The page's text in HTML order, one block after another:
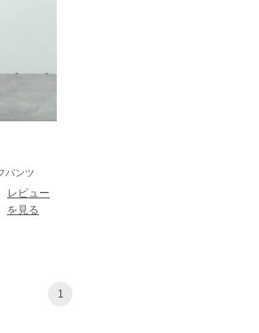
パンツ
レビュー
を見る
1